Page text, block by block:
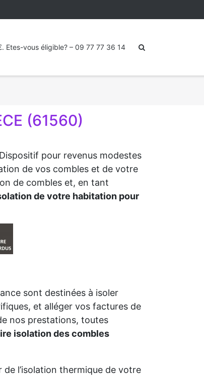
Etes-vous éligible? – 09 77 77 36 14
(61560)
pour revenus modestes
de vos combles et de votre
de combles et, en tant
de votre habitation pour
sont destinées à isoler
et alléger vos factures de
nos prestations, toutes
isolation des combles
l’isolation thermique de votre